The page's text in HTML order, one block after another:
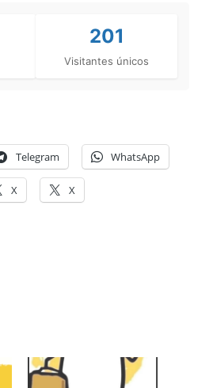
201
Visitantes únicos
Telegram WhatsApp
X X